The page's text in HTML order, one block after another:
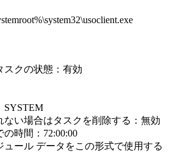
スクの状態：有効
SYSTEM
ない場合はタスクを削除する：無効
時間：72:00:00
ュール データをこの形式で使用する